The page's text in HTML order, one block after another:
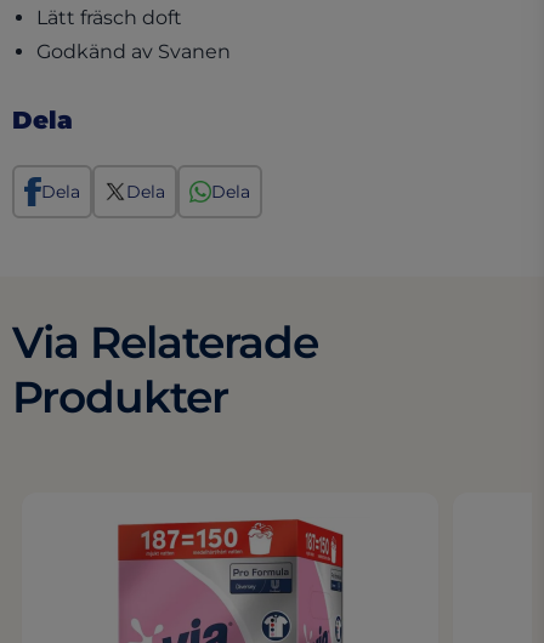
Lätt fräsch doft
Godkänd av Svanen
Dela
Dela Dela Dela
Via Relaterade
Produkter